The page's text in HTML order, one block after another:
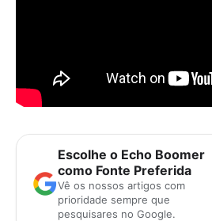
Escolhe o Echo Boomer
como Fonte Preferida
Vê os nossos artigos com
prioridade sempre que
pesquisares no Google.